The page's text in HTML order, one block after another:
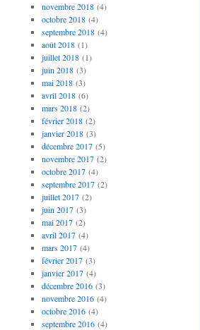
novembre 2018(4)
octobre 2018(4)
septembre 2018(4)
août 2018(1)
juillet 2018(1)
juin 2018(3)
mai 2018(3)
avril 2018(6)
mars 2018(2)
février 2018(2)
janvier 2018(3)
décembre 2017(5)
novembre 2017(2)
octobre 2017(4)
septembre 2017(2)
juillet 2017(2)
juin 2017(3)
mai 2017(2)
avril 2017(4)
mars 2017(4)
février 2017(3)
janvier 2017(4)
décembre 2016(3)
novembre 2016(4)
octobre 2016(4)
septembre 2016(4)